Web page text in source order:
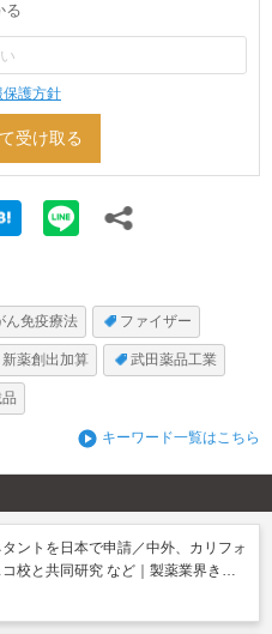
る
保護方針
ん免疫療法 ファイザー
新薬創出加算 武田薬品工業
キーワード一覧はこちら
ントを日本で申請／中外、カリフォ
校と共同研究 など｜製薬業界きょ
2026年8月7日）